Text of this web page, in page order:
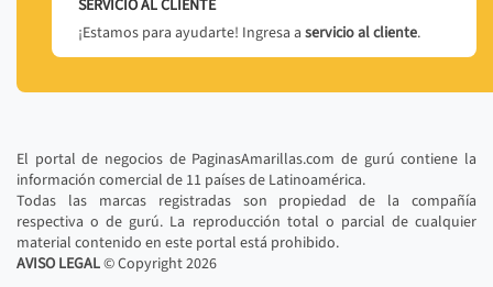
SERVICIO AL CLIENTE
¡Estamos para ayudarte! Ingresa a servicio al cliente.
El portal de negocios de PaginasAmarillas.com de gurú contiene la
información comercial de 11 países de Latinoamérica.
Todas las marcas registradas son propiedad de la compañía
respectiva o de gurú. La reproducción total o parcial de cualquier
material contenido en este portal está prohibido.
AVISO LEGAL© Copyright2026